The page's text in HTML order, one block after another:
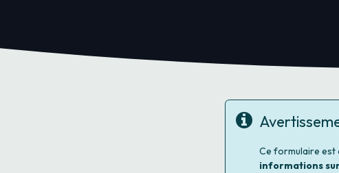
Ce formulaire est
informations